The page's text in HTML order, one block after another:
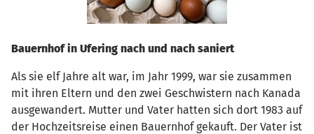
Bauernhof in Ufering nach und nach saniert
Als sie elf Jahre alt war, im Jahr 1999, war sie zusammen
mit ihren Eltern und den zwei Geschwistern nach Kanada
ausgewandert. Mutter und Vater hatten sich dort 1983 auf
der Hochzeitsreise einen Bauernhof gekauft. Der Vater ist